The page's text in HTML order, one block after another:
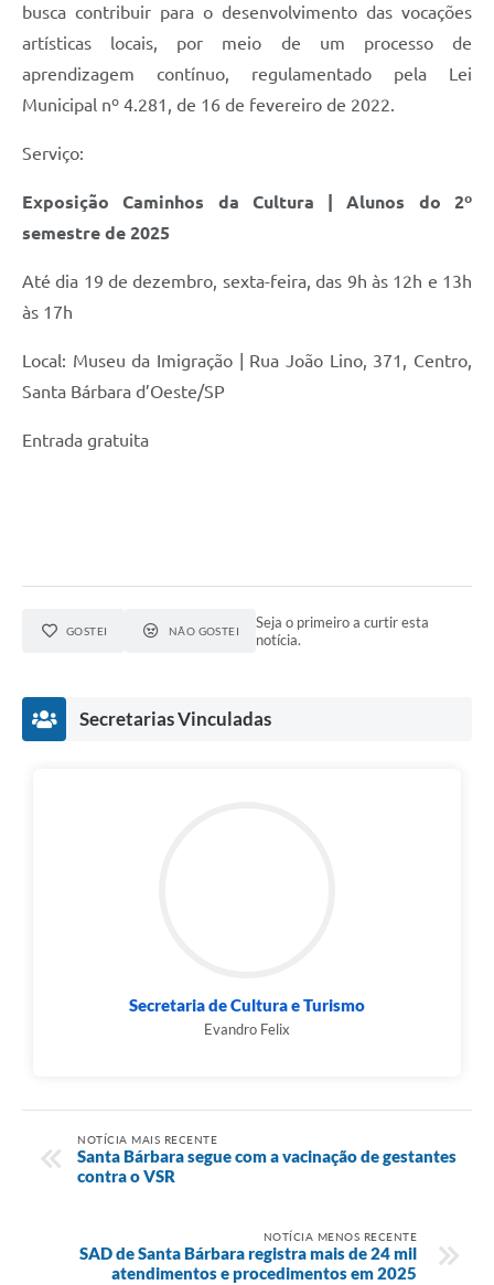
busca contribuir para o desenvolvimento das vocações
artísticas locais, por meio de um processo de
aprendizagem contínuo, regulamentado pela Lei
Municipal nº 4.281, de 16 de fevereiro de 2022.
Serviço:
Exposição Caminhos da Cultura | Alunos do 2º
semestre de 2025
Até dia 19 de dezembro, sexta-feira, das 9h às 12h e 13h
às 17h
Local: Museu da Imigração | Rua João Lino, 371, Centro,
Santa Bárbara d’Oeste/SP
Entrada gratuita
GOSTEI NÃO GOSTEI
Seja o primeiro a curtir esta
notícia.
Secretarias Vinculadas
Secretaria de Cultura e Turismo
Evandro Felix
NOTÍCIA MAIS RECENTE
Santa Bárbara segue com a vacinação de gestantes
contra o VSR
NOTÍCIA MENOS RECENTE
SAD de Santa Bárbara registra mais de 24 mil
atendimentos e procedimentos em 2025